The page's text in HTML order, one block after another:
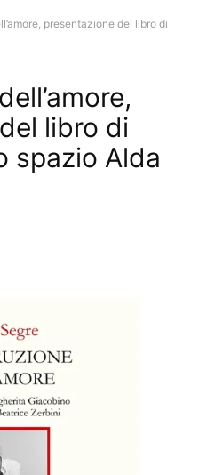
presentazione del libro di
libro di
spazio Alda